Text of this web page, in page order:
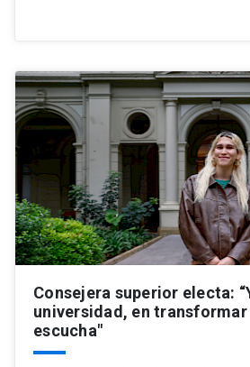
Consejera superior electa:
universidad, en transformar
escucha"